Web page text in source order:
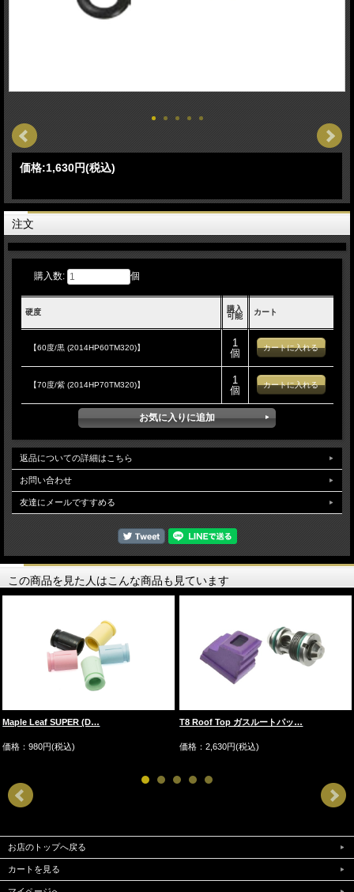
価格:1,630円(税込)
注文
購入数: 個
硬度
購入
可能
カート
【60度/黒 (2014HP60TM320)】
1
個
【70度/紫 (2014HP70TM320)】
1
個
返品についての詳細はこちら
お問い合わせ
友達にメールですすめる
この商品を見た人はこんな商品も見ています
Maple Leaf SUPER (D…
価格：980円(税込)
T8 Roof Top ガスルートパッ…
価格：2,630円(税込)
お店のトップへ戻る
カートを見る